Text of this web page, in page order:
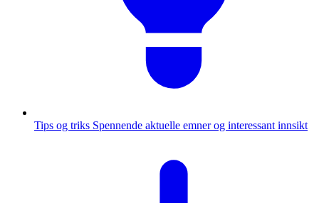
Tips og triks Spennende aktuelle emner og interessant innsikt